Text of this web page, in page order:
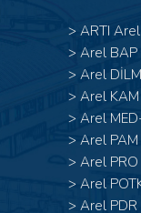
> ARTI Arel
> Arel BAP
> Arel
> Arel KAM
> Arel
> Arel PAM
> Arel PRO
> Arel
> Arel PDR